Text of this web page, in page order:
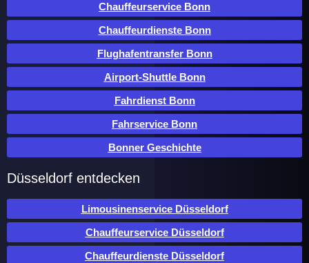
Chauffeurservice Bonn
Chauffeurdienste Bonn
Flughafentransfer Bonn
Airport-Shuttle Bonn
Fahrdienst Bonn
Fahrservice Bonn
Bonner Geschichte
Düsseldorf entdecken
Limousinenservice Düsseldorf
Chauffeurservice Düsseldorf
Chauffeurdienste Düsseldorf